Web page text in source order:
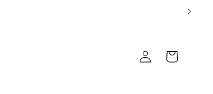
Accedi Carrello